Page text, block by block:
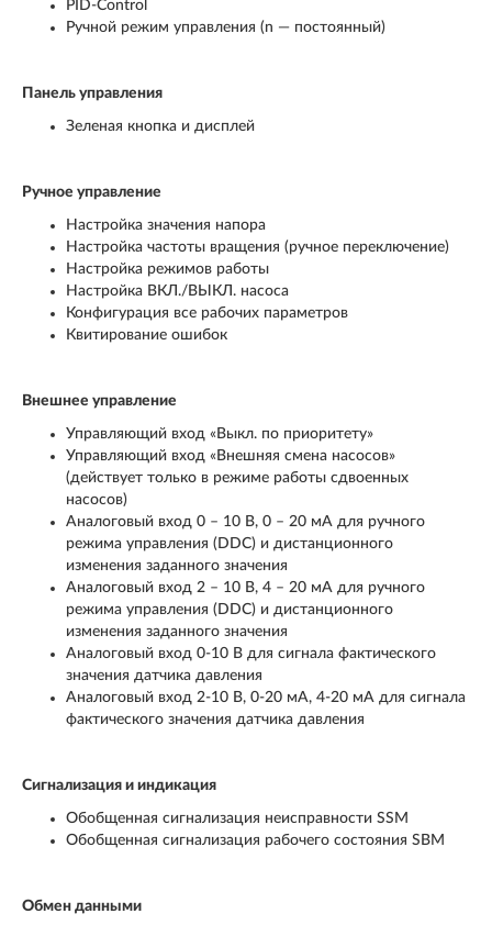
PID-Control
Ручной режим управления (n — постоянный)
Панель управления
Зеленая кнопка и дисплей
Ручное управление
Настройка значения напора
Настройка частоты вращения (ручное переключение)
Настройка режимов работы
Настройка ВКЛ./ВЫКЛ. насоса
Конфигурация все рабочих параметров
Квитирование ошибок
Внешнее управление
Управляющий вход «Выкл. по приоритету»
Управляющий вход «Внешняя смена насосов»
(действует только в режиме работы сдвоенных
насосов)
Аналоговый вход 0 – 10 В, 0 – 20 мА для ручного
режима управления (DDC) и дистанционного
изменения заданного значения
Аналоговый вход 2 – 10 В, 4 – 20 мА для ручного
режима управления (DDC) и дистанционного
изменения заданного значения
Аналоговый вход 0-10 В для сигнала фактического
значения датчика давления
Аналоговый вход 2-10 В, 0-20 мА, 4-20 мА для сигнала
фактического значения датчика давления
Сигнализация и индикация
Обобщенная сигнализация неисправности SSM
Обобщенная сигнализация рабочего состояния SBM
Обмен данными